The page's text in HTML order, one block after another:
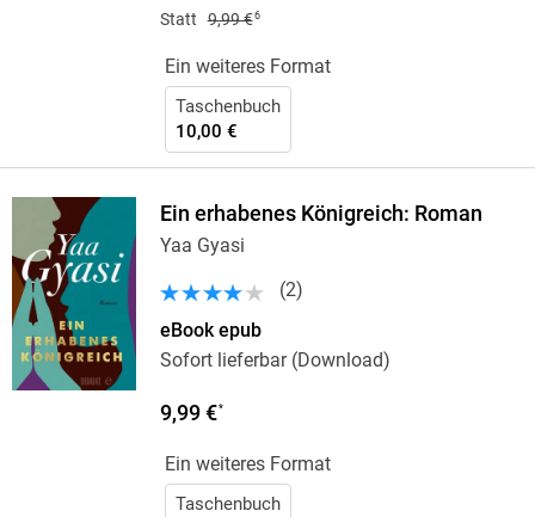
Statt 9,99 €6
Ein weiteres Format
Taschenbuch
10,00 €
Ein erhabenes Königreich: Roman
Yaa Gyasi
(2)
eBook epub
Sofort lieferbar (Download)
9,99 €*
Ein weiteres Format
Taschenbuch